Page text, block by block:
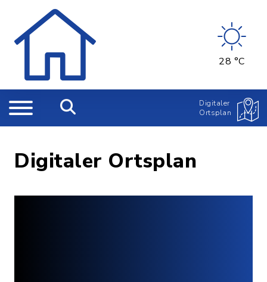
28 °C
Digitaler
Ortsplan
Digitaler Ortsplan